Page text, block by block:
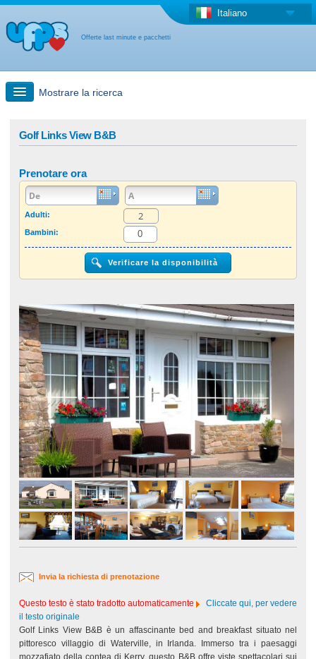
Offerte last minute e pacchetti
Italiano
Mostrare la ricerca
Offerta last minute + Offerta forfettaria
Altro paese
Golf Links View B&B
Prenotare ora
Adulti:
Bambini:
Invia la richiesta di prenotazione
Questo testo è stato tradotto automaticamente
Cliccate qui, per vedere
il testo originale
Golf Links View B&B è un affascinante bed and breakfast situato nel
pittoresco villaggio di Waterville, in Irlanda. Immerso tra i paesaggi
mozzafiato della contea di Kerry, questo B&B offre viste spettacolari sui